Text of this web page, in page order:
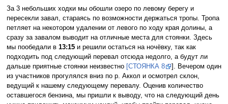
За 3 небольших ходки мы обошли озеро по левому берегу и
пересекли завал, стараясь по возможности держаться тропы. Тропа
петляет на некотором удалении от левого по ходу края долины, а
сразу за завалом выводит на отличные места для стоянки. Здесь
мы пообедали в 13:15и решили остаться на ночёвку, так как
подходить под следующий перевал отсюда недолго, а будут ли
дальше приятные стоянки неизвестно [СТОЯНКА 8
]. Вечером один
из участников прогулялся вниз по р. Аккол и осмотрел склон,
ведущий к нашему следующему перевалу. Оценив количество
оставшегося бензина, мы пришли к выводу, что на следующий день